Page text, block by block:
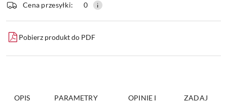
Wyślij
dostawa
Cena przesyłki:
0
Pobierz produkt do PDF
OPIS
PARAMETRY
OPINIE I
ZADAJ